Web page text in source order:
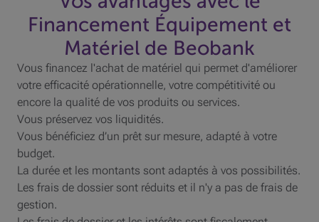
Financement Équipement et
Matériel de Beobank
Vous financez l'achat de matériel qui permet d'améliorer
votre efficacité opérationnelle, votre compétitivité ou
encore la qualité de vos produits ou services.
Vous préservez vos liquidités.
Vous bénéficiez d’un prêt sur mesure, adapté à votre
budget.
La durée et les montants sont adaptés à vos possibilités.
Les frais de dossier sont réduits et il n'y a pas de frais de
gestion.